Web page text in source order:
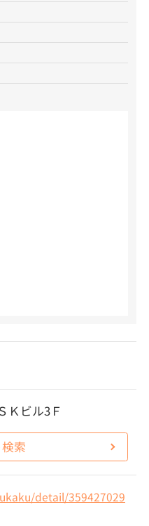
Ｋビル3Ｆ
索
detail/359427029